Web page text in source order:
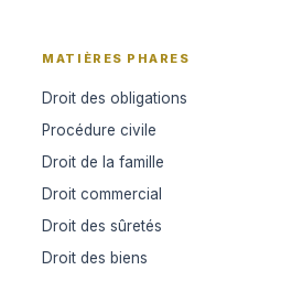
MATIÈRES PHARES
Droit des obligations
Procédure civile
Droit de la famille
Droit commercial
Droit des sûretés
Droit des biens